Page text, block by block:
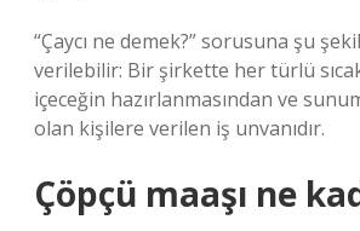
“Çaycı ne demek?” sorusuna şu
verilebilir: Bir şirkette her türlü
içeceğin hazırlanmasından ve
olan kişilere verilen iş unvanıdır.
Çöpçü maaşı ne